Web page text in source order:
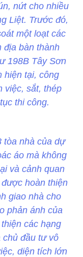
nứt cho nhiều
Liệt. Trước đó,
một loạt các
địa bàn thành
198B Tây Sơn
hiện tại, công
việc, sắt, thép
thi công.
tòa nhà của dự
áo mà không
và cảnh quan
hoàn thiện
giao nhà cho
phản ánh của
các hạng
đầu tư vô
diện tích lớn